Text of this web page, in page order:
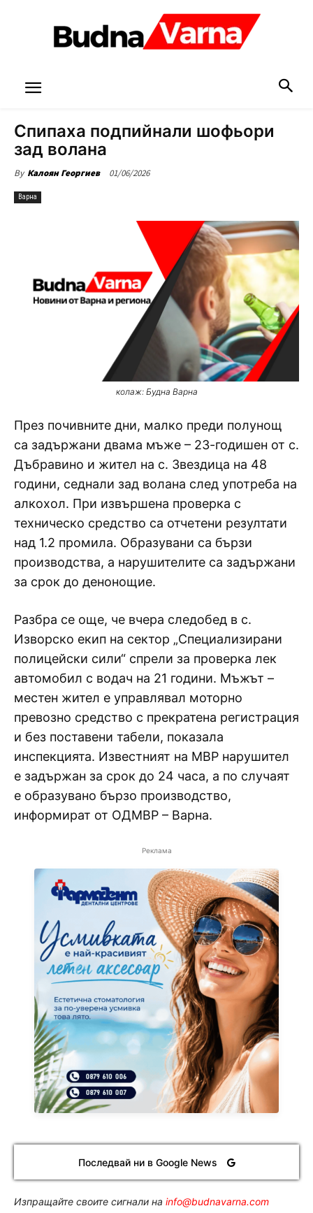
Спипаха подпийнали шофьори
зад волана
By Калоян Георгиев 01/06/2026
Варна
колаж: Будна Варна
През почивните дни, малко преди полунощ
са задържани двама мъже – 23-годишен от с.
Дъбравино и жител на с. Звездица на 48
години, седнали зад волана след употреба на
алкохол. При извършена проверка с
техническо средство са отчетени резултати
над 1.2 промила. Образувани са бързи
производства, а нарушителите са задържани
за срок до денонощие.
Разбра се още, че вчера следобед в с.
Изворско екип на сектор „Специализирани
полицейски сили“ спрели за проверка лек
автомобил с водач на 21 години. Мъжът –
местен жител е управлявал моторно
превозно средство с прекратена регистрация
и без поставени табели, показала
инспекцията. Известният на МВР нарушител
е задържан за срок до 24 часа, а по случаят
е образувано бързо производство,
информират от ОДМВР – Варна.
Реклама
Последвай ни в Google News
Изпращайте своите сигнали на info@budnavarna.com